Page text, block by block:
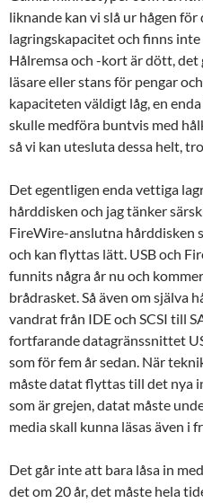
liknande kan vi slå ur hågen
lagringskapacitet och finns
Hålremsa och -kort är dött,
läsare eller stans för pengar
kapaciteten väldigt låg, en
skulle medföra buntvis med
så vi kan utesluta dessa helt,
Det egentligen enda vettiga
hårddisken och jag tänker
FireWire-anslutna hårddisken
och kan flyttas lätt. USB och
funnits några år nu och
brådrasket. Så även om själva
vandrat från IDE och SCSI till
fortfarande datagränssnittet
som för fem år sedan. När
måste datat flyttas till det nya
som är grejen, datat måste
media skall kunna läsas även i
Det går inte att bara låsa in
det om 20 år, det måste hela